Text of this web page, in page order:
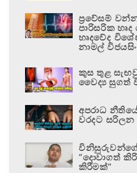
ප්‍රවේසම්
පාරිසරික
හෘදවේද
නාමල්
කුස තුළ
වෛද්‍ය සුගත්
අපරාධ
වරදට සරිලන
විනිසුරුවන්ගේ
“දොවාගත්
කිරීමක්”